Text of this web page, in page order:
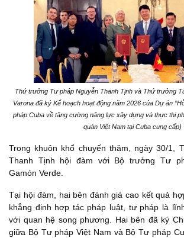
Thứ trưởng Tư pháp Nguyễn Thanh Tịnh và Thứ trưởng
Varona đã ký Kế hoạch hoạt động năm 2026 của Dự án
pháp Cuba về tăng cường năng lực xây dựng và thực thi
quán Việt Nam tại Cuba cung cấp)
Trong khuôn khổ chuyến thăm, ngày 30/1,
Thanh Tịnh hội đàm với Bộ trưởng Tư
Gamón Verde.
Tại hội đàm, hai bên đánh giá cao kết quả
khẳng định hợp tác pháp luật, tư pháp là
với quan hệ song phương. Hai bên đã ký
giữa Bộ Tư pháp Việt Nam và Bộ Tư pháp